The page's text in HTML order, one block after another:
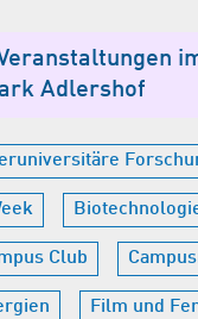
Adlershof
Club
Film und